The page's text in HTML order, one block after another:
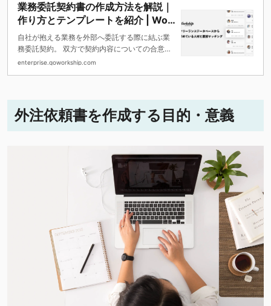
業務委託契約書の作成方法を解説｜
作り方とテンプレートを紹介 | Wor
kship ENTERPRISE（ワークシップ
エンタープライズ） | フリーラン
ス・副業人材の採用・求人サービス
自社が抱える業務を外部へ委託する際に結ぶ業
務委託契約。 双方で契約内容についての合意が
取れていれば、メールや口頭でのやり取りでも
の記事では、業務委託契約でトラブルを回避す
るために必要な業務委託契約書の具体的な作成
当者・経営者の方はぜひ参考にしてみてくださ
enterprise.goworkship.com
外注依頼書を作成する目的・意義